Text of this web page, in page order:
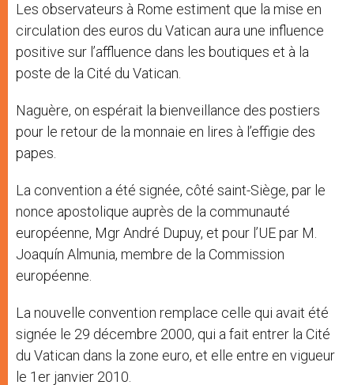
Les observateurs à Rome estiment que la mise en
circulation des euros du Vatican aura une influence
positive sur l’affluence dans les boutiques et à la
poste de la Cité du Vatican.
Naguère, on espérait la bienveillance des postiers
pour le retour de la monnaie en lires à l’effigie des
papes.
La convention a été signée, côté saint-Siège, par le
nonce apostolique auprès de la communauté
européenne, Mgr André Dupuy, et pour l’UE par M.
Joaquín Almunia, membre de la Commission
européenne.
La nouvelle convention remplace celle qui avait été
signée le 29 décembre 2000, qui a fait entrer la Cité
du Vatican dans la zone euro, et elle entre en vigueur
le 1er janvier 2010.